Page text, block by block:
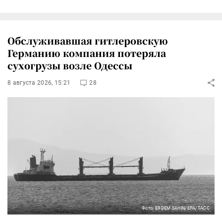
Обслуживавшая гитлеровскую
Германию компания потеряла
сухогрузы возле Одессы
8 августа 2026, 15:21 28
Фото: ERDEM SAHIN/EPA/ТАСС